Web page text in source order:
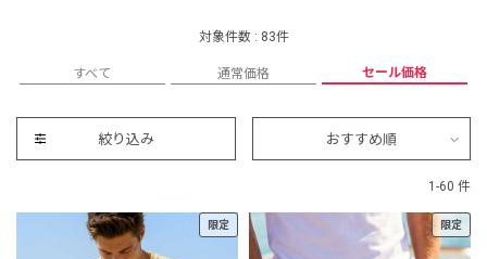
対象件数 : 83件
すべて 通常価格 セール価格
絞り込み おすすめ順
1-60 件
限定 限定